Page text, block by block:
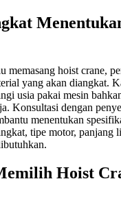
memasang hoist crane,
yang akan diangkat.
usia pakai mesin
Konsultasi dengan
menentukan
tipe motor, panjang
Hoist